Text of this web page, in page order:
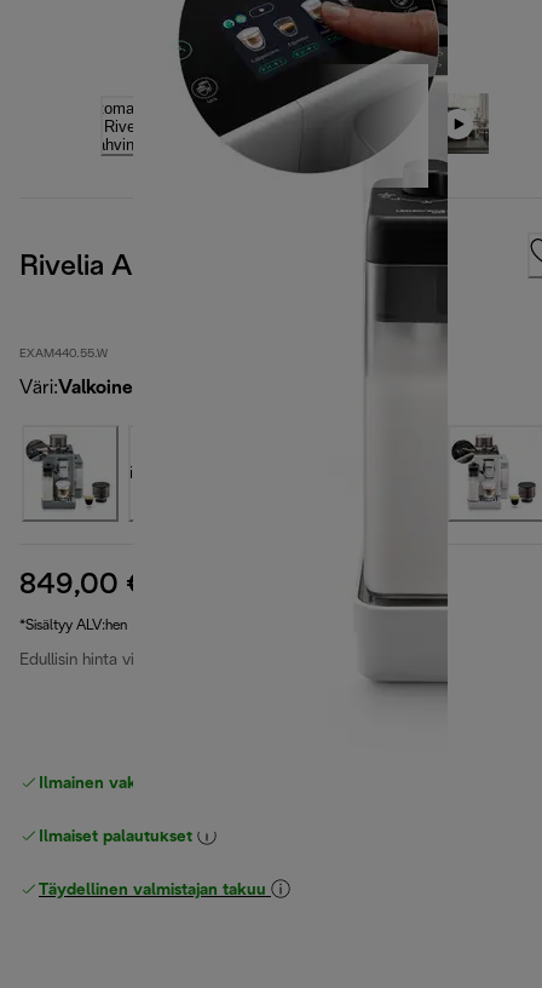
Rivelia Arctic White
EXAM440.55.W
Väri:Valkoinen
849,00 € alkuperäinen hinta 999,00 €
*Sisältyy ALV:hen
Edullisin hinta viimeiset 30 päivää
Ilmainen vakiotoimitus
Ilmaiset palautukset
Täydellinen valmistajan takuu